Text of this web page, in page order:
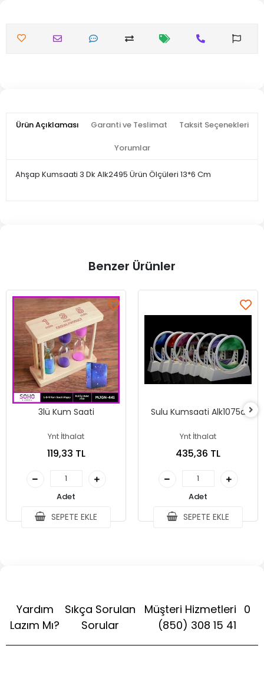
Ürün Açıklaması Garanti ve Teslimat Taksit Seçenekleri
Yorumlar
Ahşap Kumsaati 3 Dk Alk2495 Ürün Ölçüleri 13*6 Cm
Benzer Ürünler
3lü Kum Saati
Ynt İthalat
119,33 TL
Adet
SEPETE EKLE
Sulu Kumsaati Alk1075a
Ynt İthalat
435,36 TL
Adet
SEPETE EKLE
Yardım
Lazım Mı?
Sıkça Sorulan
Sorular
Müşteri Hizmetleri 0
(850) 308 15 41